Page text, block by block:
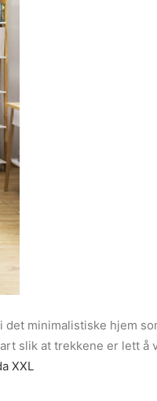
minimalistiske hjem
slik at trekkene er lett å
XXL